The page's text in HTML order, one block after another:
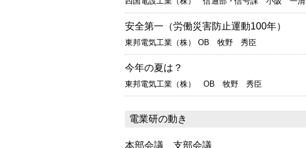
安全第一（労働災害防止運動100年）
東邦電気工業（株） OB 牧野 秀臣
今年の夏は？
東邦電気工業（株） OB 牧野 秀臣
電業研の動き
本部会議 支部会議